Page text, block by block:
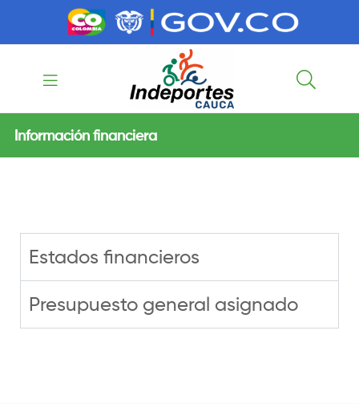
Indeportes
Cauca
Información financiera
Estados financieros
Presupuesto general asignado